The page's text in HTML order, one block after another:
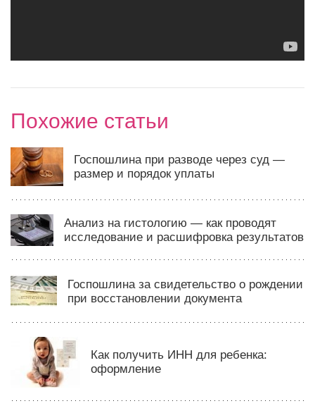
Похожие статьи
Госпошлина при разводе через суд —
размер и порядок уплаты
Анализ на гистологию — как проводят
исследование и расшифровка результатов
Госпошлина за свидетельство о рождении
при восстановлении документа
Как получить ИНН для ребенка:
оформление